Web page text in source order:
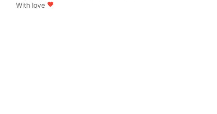
With love favorite